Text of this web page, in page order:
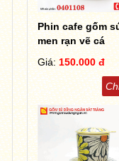
Phin cafe gốm
men rạn vẽ cá
Giá:150.000 đ